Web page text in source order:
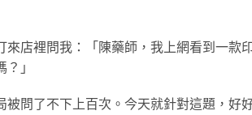
來店裡問我：「陳藥師，我上網看到一款
」
被問了不下上百次。今天就針對這題，好